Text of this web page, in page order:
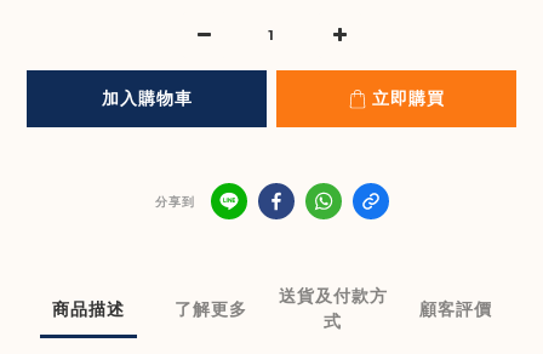
加入購物車 立即購買
分享到
商品描述 了解更多
送貨及付款方
式
顧客評價